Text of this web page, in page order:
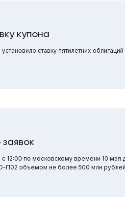
купона
ставку пятилетних
по московскому времени 10 мая
П02 объемом не более 500 млн